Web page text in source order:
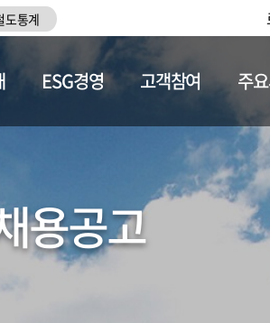
도통계
채용정보
ESG경영 고객참여 주
용공고